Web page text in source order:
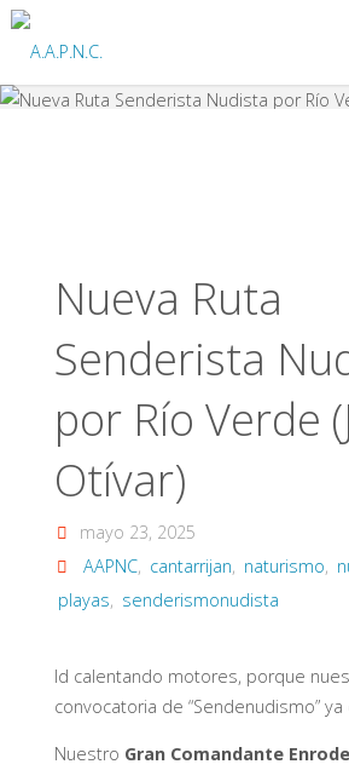
Saltar
Nueva Ruta
Senderista
por Río Verde
Otívar)
mayo 23, 2025
AAPNC, cantarrijan, naturismo,
playas, senderismonudista
Id calentando motores, porque
convocatoria de “Sendenudismo”
Nuestro Gran Comandante